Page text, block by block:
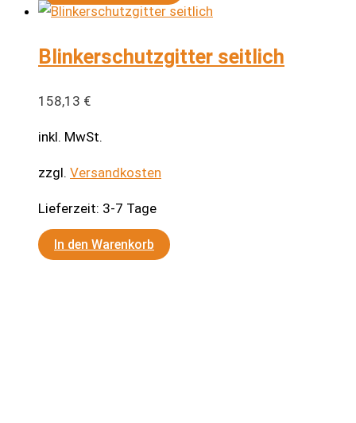
Produkt
mehrere
Blinkerschutzgitter seitlich
158,13 €
inkl. MwSt.
zzgl. Versandkosten
Lieferzeit: 3-7 Tage
In den Warenkorb